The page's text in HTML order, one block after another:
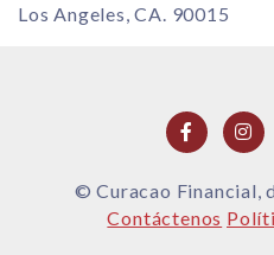
Los Angeles, CA. 90015
© Curacao Financial,
Contáctenos